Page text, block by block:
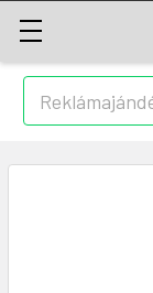
Keresés